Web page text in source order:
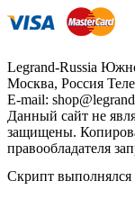
Legrand-Russia
Москва, Россия
E-mail:
Данный сайт не
защищены.
правообладателя
Скрипт выполнялся